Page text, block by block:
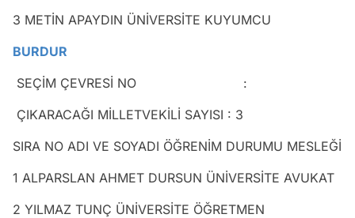
3 METİN APAYDIN ÜNİVERSİTE KUYUMCU
BURDUR
SEÇİM ÇEVRESİ NO :
ÇIKARACAĞI MİLLETVEKİLİ SAYISI : 3
SIRA NO ADI VE SOYADI ÖĞRENİM DURUMU MESLEĞİ
1 ALPARSLAN AHMET DURSUN ÜNİVERSİTE AVUKAT
2 YILMAZ TUNÇ ÜNİVERSİTE ÖĞRETMEN